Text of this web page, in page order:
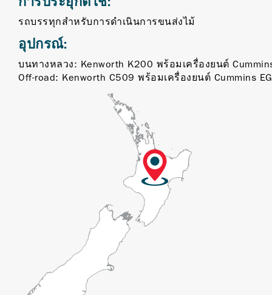
การประยุกต์ใช้:
รถบรรทุกสำหรับการดำเนินการขนส่งไม้
อุปกรณ์:
บนทางหลวง: Kenworth K200 พร้อมเครื่องยนต์
Off-road: Kenworth C509 พร้อมเครื่องยนต์ Cummins